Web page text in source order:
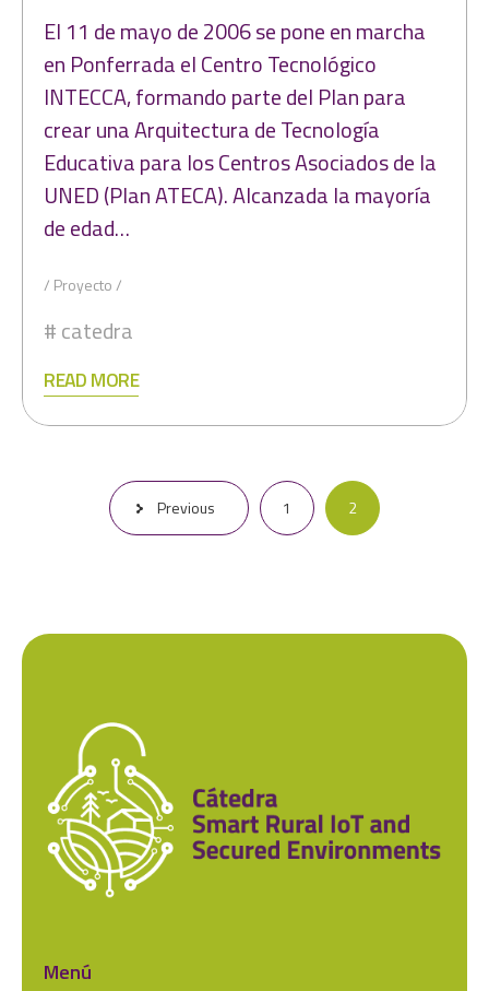
El 11 de mayo de 2006 se pone en marcha
en Ponferrada el Centro Tecnológico
INTECCA, formando parte del Plan para
crear una Arquitectura de Tecnología
Educativa para los Centros Asociados de la
UNED (Plan ATECA). Alcanzada la mayoría
de edad…
Proyecto
catedra
READ MORE
PaginaciónPrevious 1 2
Menú